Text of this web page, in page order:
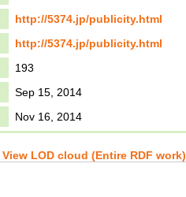
http://5374.jp/publicity.html
http://5374.jp/publicity.html
193
Sep 15, 2014
Nov 16, 2014
View LOD cloud (Entire RDF work)